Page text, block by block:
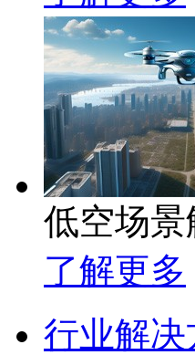
低空场
了解更多
行业解决